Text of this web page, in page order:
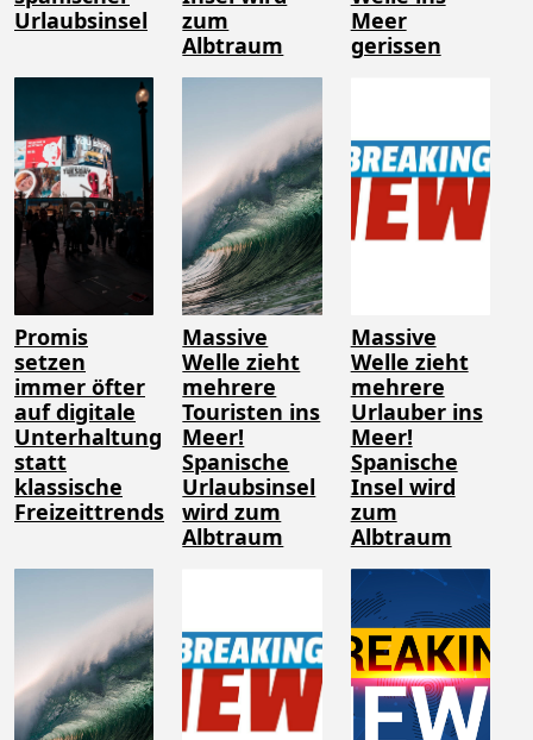
Urlaubsinsel
zum
Albtraum
Meer
gerissen
Promis
setzen
immer öfter
auf digitale
Unterhaltung
statt
klassische
Freizeittrends
Massive
Welle zieht
mehrere
Touristen ins
Meer!
Spanische
Urlaubsinsel
wird zum
Albtraum
Massive
Welle zieht
mehrere
Urlauber ins
Meer!
Spanische
Insel wird
zum
Albtraum